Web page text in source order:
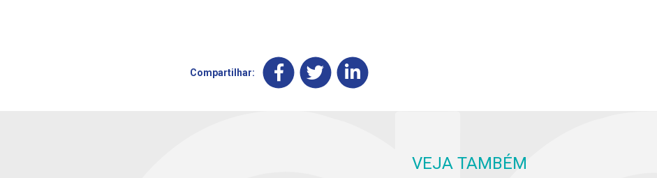
Compartilhar:
VEJA TAMBÉM